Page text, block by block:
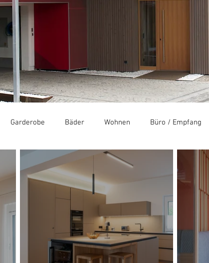
Garderobe Bäder Wohnen Büro / Empfang